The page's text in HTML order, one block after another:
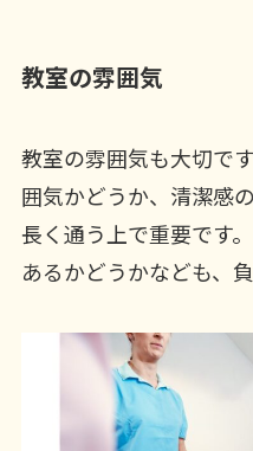
教室の雰囲気
教室の雰囲気も大切で
囲気かどうか、清潔感
長く通う上で重要です
あるかどうかなども、